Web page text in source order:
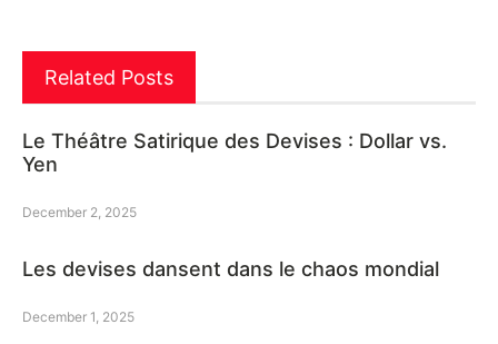
Related Posts
Le Théâtre Satirique des Devises : Dollar vs.
Yen
December 2, 2025
Les devises dansent dans le chaos mondial
December 1, 2025